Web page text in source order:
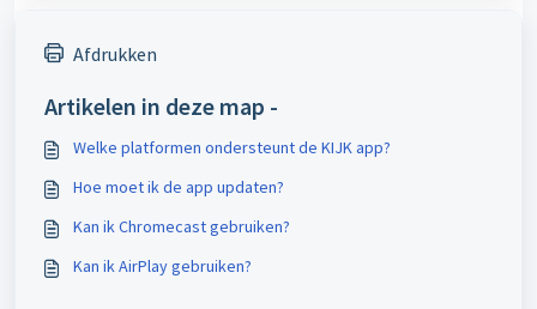
Afdrukken
Artikelen in deze map -
Welke platformen ondersteunt de KIJK app?
Hoe moet ik de app updaten?
Kan ik Chromecast gebruiken?
Kan ik AirPlay gebruiken?